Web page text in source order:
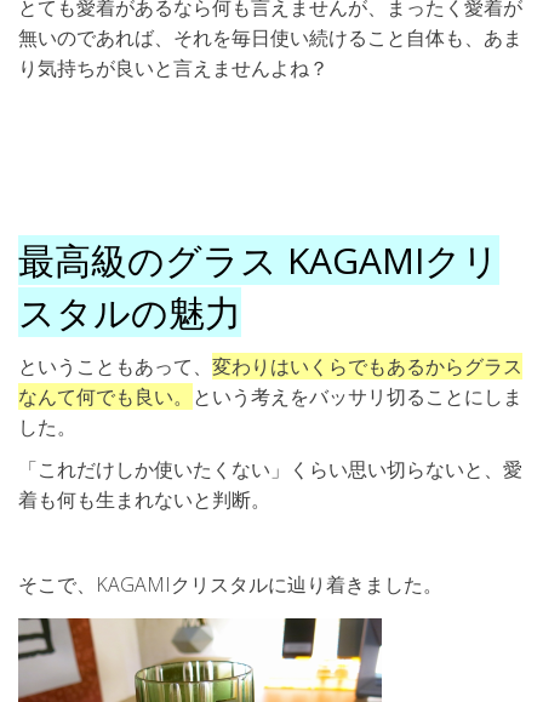
とても愛着があるなら何も言えませんが、まったく愛着が
無いのであれば、それを毎日使い続けること自体も、あま
り気持ちが良いと言えませんよね？
最高級のグラス KAGAMIクリ
スタルの魅力
ということもあって、 変わりはいくらでもあるからグラス
なんて何でも良い。 という考えをバッサリ切ることにしま
した。
「これだけしか使いたくない」くらい思い切らないと、愛
着も何も生まれないと判断。
そこで、KAGAMIクリスタルに辿り着きました。